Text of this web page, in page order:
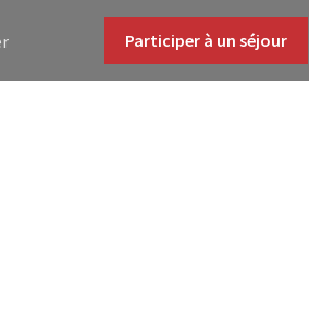
Participer à un séjour